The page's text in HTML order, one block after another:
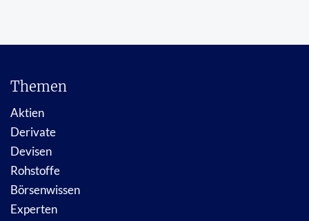
Themen
Aktien
Derivate
Devisen
Rohstoffe
Börsenwissen
Experten